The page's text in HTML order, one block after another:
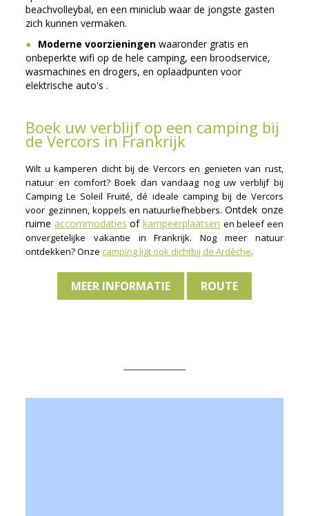
beachvolleybal, en een miniclub waar de jongste gasten
zich kunnen vermaken.
Moderne voorzieningenwaaronder gratis en
onbeperkte wifi op de hele camping, een broodservice,
wasmachines en drogers, en oplaadpunten voor
elektrische auto's .
Boek uw verblijf op een camping bij
de Vercors in Frankrijk
Wilt u kamperen dicht bij de Vercors en genieten van rust,
natuur en comfort? Boek dan vandaag nog uw verblijf bij
Camping Le Soleil Fruité, dé ideale camping bij de Vercors
voor gezinnen, koppels en natuurliefhebbers.Ontdek onze
ruime accommodaties of kampeerplaatsen en beleef een
onvergetelijke vakantie in Frankrijk. Nog meer natuur
ontdekken? Onzecamping ligt ook dichtbij de Ardèche.
MEER INFORMATIE ROUTE